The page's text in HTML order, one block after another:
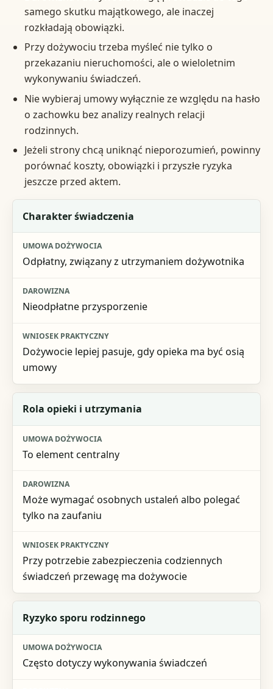
samego skutku majątkowego, ale inaczej
rozkładają obowiązki.
Przy dożywociu trzeba myśleć nie tylko o
przekazaniu nieruchomości, ale o wieloletnim
wykonywaniu świadczeń.
Nie wybieraj umowy wyłącznie ze względu na hasło
o zachowku bez analizy realnych relacji
rodzinnych.
Jeżeli strony chcą uniknąć nieporozumień, powinny
porównać koszty, obowiązki i przyszłe ryzyka
jeszcze przed aktem.
Kryterium
Umowa dożywocia
Darowizna
Charakter świadczenia
Odpłatny, związany z utrzymaniem dożywotnika
Nieodpłatne przysporzenie
Dożywocie lepiej pasuje, gdy opieka ma być osią
umowy
Rola opieki i utrzymania
To element centralny
Może wymagać osobnych ustaleń albo polegać
tylko na zaufaniu
Przy potrzebie zabezpieczenia codziennych
świadczeń przewagę ma dożywocie
Ryzyko sporu rodzinnego
Często dotyczy wykonywania świadczeń